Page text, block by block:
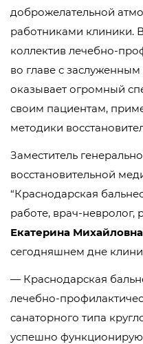
доброжелательной
работниками клиники.
коллектив лечебно-
во главе с
оказывает огромный
своим пациентам,
методики
Заместитель
восстановительной
“Краснодарская
работе, врач-невролог,
Екатерина
сегодняшнем дне
— Краснодарская
лечебно-
санаторного типа
успешно